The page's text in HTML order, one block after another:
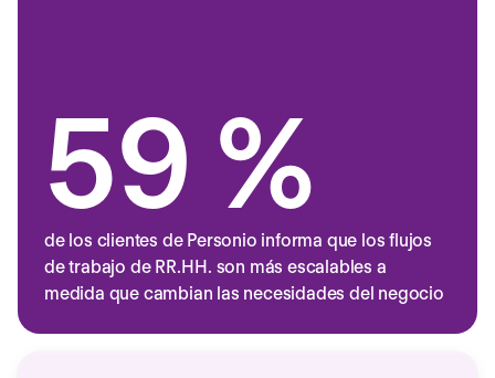
59 %
de los clientes de Personio informa que los flujos
de trabajo de RR. HH. son más escalables a
medida que cambian las necesidades del negocio